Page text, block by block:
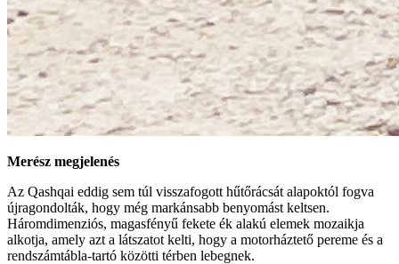
Merész megjelenés
Az Qashqai eddig sem túl visszafogott hűtőrácsát alapoktól fogva
újragondolták, hogy még markánsabb benyomást keltsen.
Háromdimenziós, magasfényű fekete ék alakú elemek mozaikja
alkotja, amely azt a látszatot kelti, hogy a motorháztető pereme és a
rendszámtábla-tartó közötti térben lebegnek.